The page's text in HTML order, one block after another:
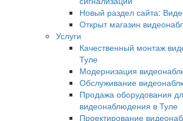
Новый раздел сайта:
Открыт магазин
Услуги
Качественный монтаж
Туле
Модернизация
Обслуживание
Продажа оборудования
видеонаблюдения в Туле
Проектирование